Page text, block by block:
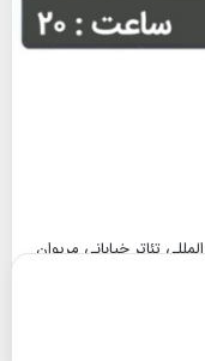
تئاتر خیابانی مریوان